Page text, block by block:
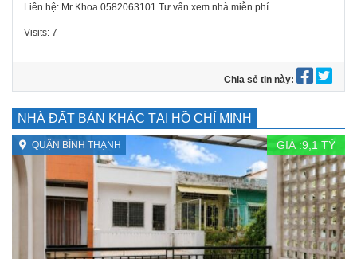
Liên hệ: Mr Khoa 0582063101 Tư vấn xem nhà miễn phí
Visits: 7
Chia sẻ tin này:
NHÀ ĐẤT BÁN KHÁC TẠI HỒ CHÍ MINH
QUẬN BÌNH THẠNH GIÁ :9,1 TỶ